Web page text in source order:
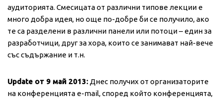
аудиторията. Смесицата от различни типове лекции е
много добра идея, но още по-добре би се получило, ако
те са разделени в различни панели или потоци – един за
разработчици, друг за хора, които се занимават най-вече
със съдържание и т.н.
Update от 9 май 2013: Днес получих от организаторите
на конференцията e-mail, според който конференцията,